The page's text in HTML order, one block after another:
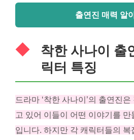
출연진 매력 알
착한 사나이 출
릭터 특징
드라마 ‘착한 사나이’의 출연진
고 있어 이들이 어떤 이야기를
입니다. 하지만 각 캐릭터들의 복